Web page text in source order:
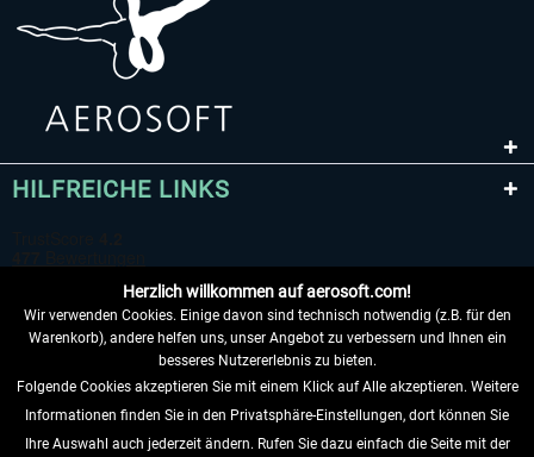
HILFREICHE LINKS
VERTRAG WIDERRUFEN
Herzlich willkommen auf aerosoft.com!
Wir verwenden Cookies. Einige davon sind technisch notwendig (z.B. für den
Warenkorb), andere helfen uns, unser Angebot zu verbessern und Ihnen ein
besseres Nutzererlebnis zu bieten.
Folgende Cookies akzeptieren Sie mit einem Klick auf Alle akzeptieren. Weitere
Informationen finden Sie in den Privatsphäre-Einstellungen, dort können Sie
Ihre Auswahl auch jederzeit ändern. Rufen Sie dazu einfach die Seite mit der